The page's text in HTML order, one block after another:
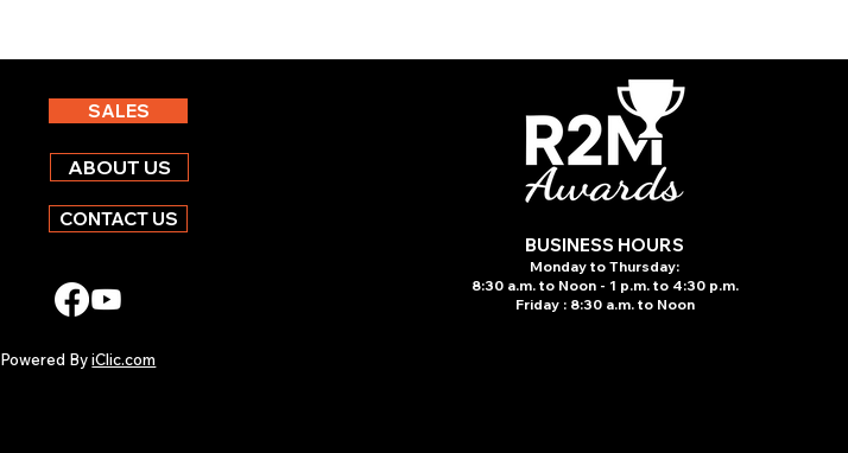
SALES
ABOUT US
CONTACT US
Powered ByiClic.com
BUSINESS HOURS
Monday to Thursday:
8:30 a.m. to Noon - 1 p.m. to 4:30 p.m.
Friday : 8:30 a.m. to Noon